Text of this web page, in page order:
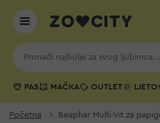
PAS MAČKA OUTLET LJETO
Početna Beaphar Multi-Vit za